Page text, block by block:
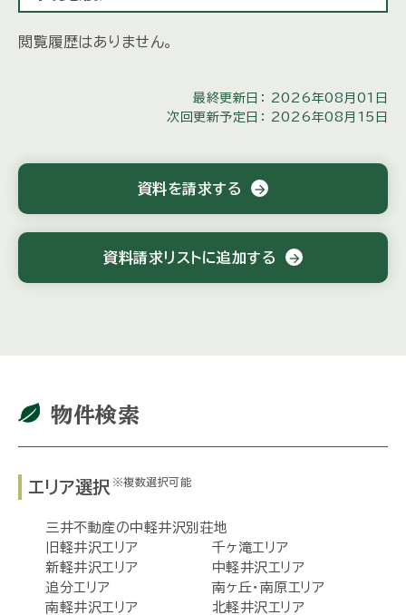
閲覧履歴はありません。
最終更新日： 2026年08月01日
次回更新予定日： 2026年08月15日
資料を請求する arrow_forward
資料請求リストに追加する arrow_forward
物件検索
エリア選択 ※複数選択可能
三井不動産の中軽井沢別荘地
旧軽井沢エリア
千ヶ滝エリア
新軽井沢エリア
中軽井沢エリア
追分エリア
南ヶ丘・南原エリア
南軽井沢エリア
北軽井沢エリア